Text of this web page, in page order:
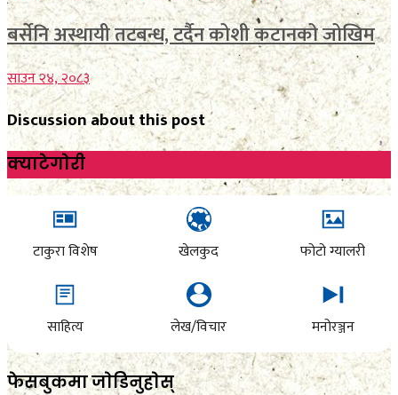
बर्सेनि अस्थायी तटबन्ध, टर्दैन कोशी कटानको जोखिम
साउन २४, २०८३
Discussion about this post
क्याटेगाेरी
टाकुरा विशेष खेलकुद फोटो ग्यालरी
साहित्य लेख/विचार मनोरञ्जन
फेसबुकमा जाेडिनुहाेस्